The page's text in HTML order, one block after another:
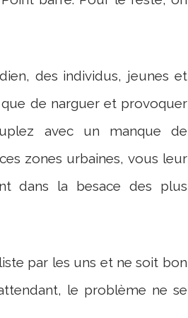
des individus, jeunes et
de narguer et provoquer
avec un manque de
zones urbaines, vous leur
dans la besace des plus
par les uns et ne soit bon
le problème ne se